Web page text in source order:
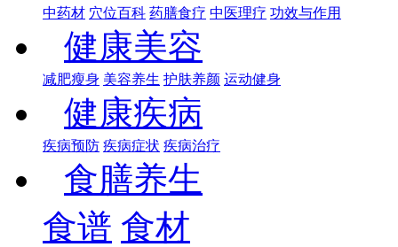
中药材 穴位百科 药膳食疗 中医理疗 功效与作用
健康美容
减肥瘦身 美容养生 护肤养颜 运动健身
健康疾病
疾病预防 疾病症状 疾病治疗
食膳养生
食谱 食材